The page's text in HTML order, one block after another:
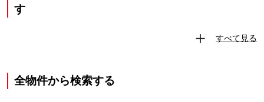
す
すべて見る
全物件から検索する